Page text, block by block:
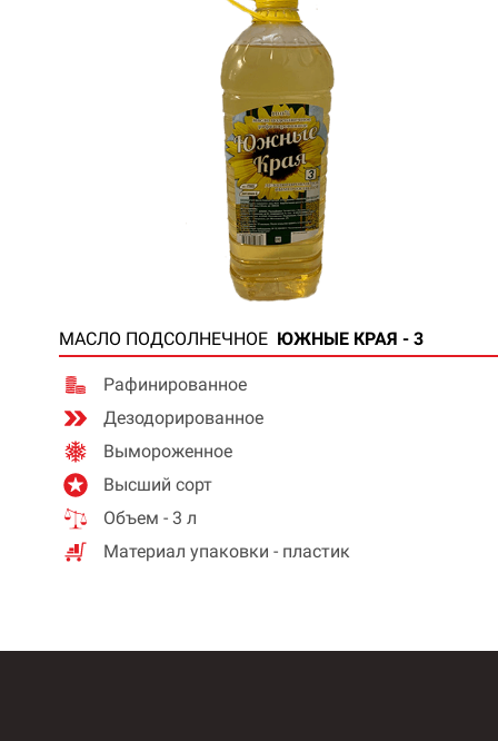
МАСЛО ПОДСОЛНЕЧНОЕ ЮЖНЫЕ КРАЯ - 3
Рафинированное
Дезодорированное
Вымороженное
Высший сорт
Объем - 3 л
Материал упаковки - пластик